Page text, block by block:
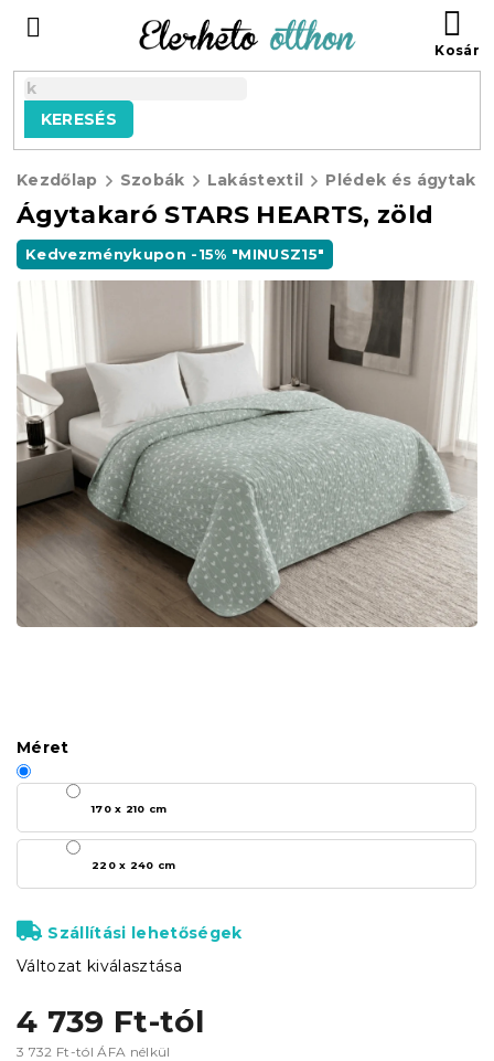
tartalomhoz
KERESÉS
Kezdőlap Szobák Lakástextil Plédek és
Ágytakaró STARS HEARTS, zöld
Kedvezménykupon -15% "MINUSZ15"
4 739 Ft-tól
3 732 Ft-tól ÁFA nélkül
Változat kiválasztása
Méret
170 x 210 cm
220 x 240 cm
Szállítási lehetőségek